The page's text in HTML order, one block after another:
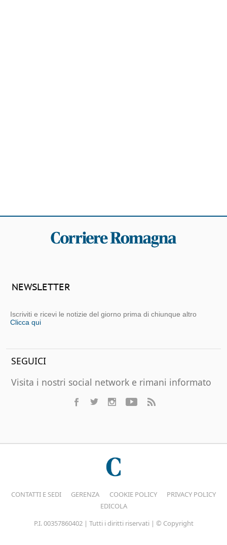
NEWSLETTER
Iscriviti e ricevi le notizie del giorno prima di chiunque altro
Clicca qui
SEGUICI
Visita i nostri social network e rimani informato
CONTATTI E SEDI GERENZA COOKIE POLICY
PRIVACY POLICY
EDICOLA
P.I. 00357860402 | Tutti i diritti riservati | © Copyright